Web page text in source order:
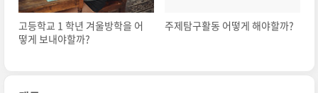
고등학교 1 학년 겨울방학을 어
떻게 보내야할까?
주제탐구활동 어떻게 해야할까?